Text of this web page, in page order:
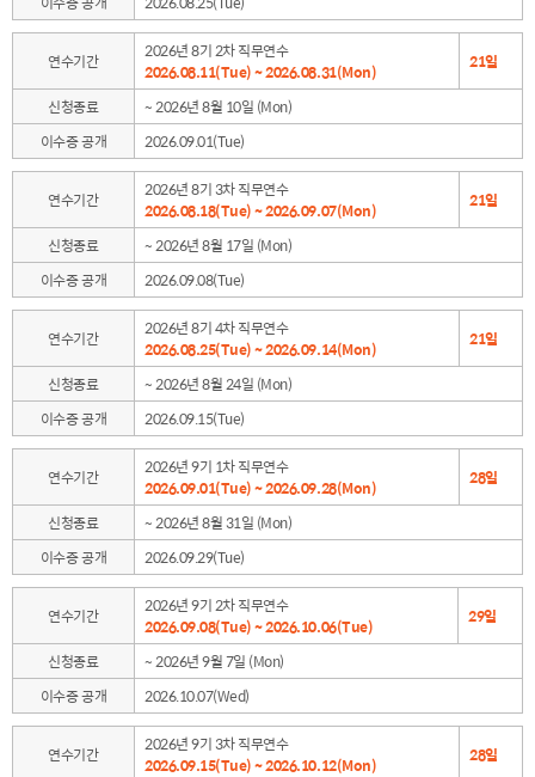
연수기간
2026년 8기 2차 직무연수
2026.08.11(Tue) ~ 2026.08.31(Mon)
21일
신청종료
~ 2026년 8월 10일 (Mon)
이수증 공개
2026.09.01(Tue)
연수기간
2026년 8기 3차 직무연수
2026.08.18(Tue) ~ 2026.09.07(Mon)
21일
신청종료
~ 2026년 8월 17일 (Mon)
이수증 공개
2026.09.08(Tue)
연수기간
2026년 8기 4차 직무연수
2026.08.25(Tue) ~ 2026.09.14(Mon)
21일
신청종료
~ 2026년 8월 24일 (Mon)
이수증 공개
2026.09.15(Tue)
연수기간
2026년 9기 1차 직무연수
2026.09.01(Tue) ~ 2026.09.28(Mon)
28일
신청종료
~ 2026년 8월 31일 (Mon)
이수증 공개
2026.09.29(Tue)
연수기간
2026년 9기 2차 직무연수
2026.09.08(Tue) ~ 2026.10.06(Tue)
29일
신청종료
~ 2026년 9월 7일 (Mon)
이수증 공개
2026.10.07(Wed)
연수기간
2026년 9기 3차 직무연수
2026.09.15(Tue) ~ 2026.10.12(Mon)
28일